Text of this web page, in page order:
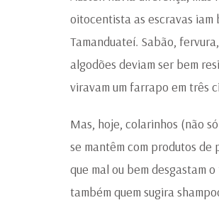
oitocentista as escravas iam
Tamanduateí. Sabão,
algodões deviam ser bem
viravam um farrapo em três
Mas, hoje, colarinhos (não
se mantêm com produtos de
que mal ou bem desgastam
também quem sugira